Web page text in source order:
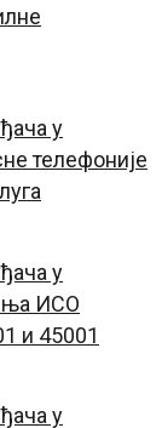
у
телефоније
у
ИСО
и 45001
у